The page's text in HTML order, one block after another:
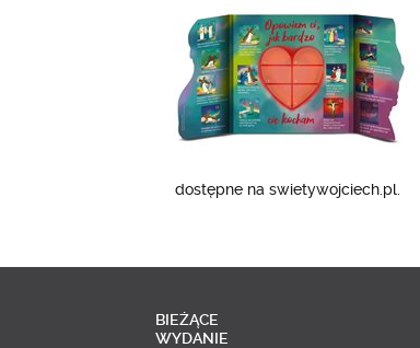
dostępne na swietywojciech.pl.
BIEŻĄCE
WYDANIE